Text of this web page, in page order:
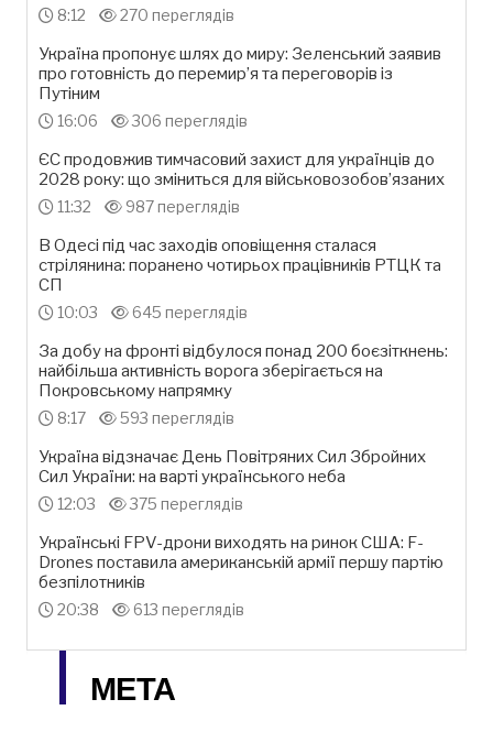
8:12 270 переглядів
Україна пропонує шлях до миру: Зеленський заявив
про готовність до перемир’я та переговорів із
Путіним
16:06 306 переглядів
ЄС продовжив тимчасовий захист для українців до
2028 року: що зміниться для військовозобов’язаних
11:32 987 переглядів
В Одесі під час заходів оповіщення сталася
стрілянина: поранено чотирьох працівників РТЦК та
СП
10:03 645 переглядів
За добу на фронті відбулося понад 200 боєзіткнень:
найбільша активність ворога зберігається на
Покровському напрямку
8:17 593 переглядів
Україна відзначає День Повітряних Сил Збройних
Сил України: на варті українського неба
12:03 375 переглядів
Українські FPV-дрони виходять на ринок США: F-
Drones поставила американській армії першу партію
безпілотників
20:38 613 переглядів
МЕТА